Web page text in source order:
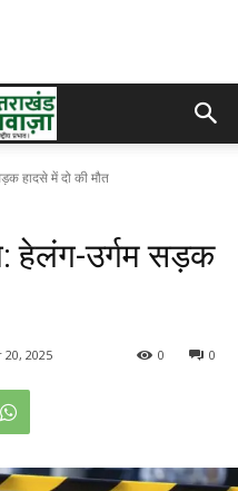
हादसे में दो की मौत
हेलंग-उर्गम सड़क
2025 0
0